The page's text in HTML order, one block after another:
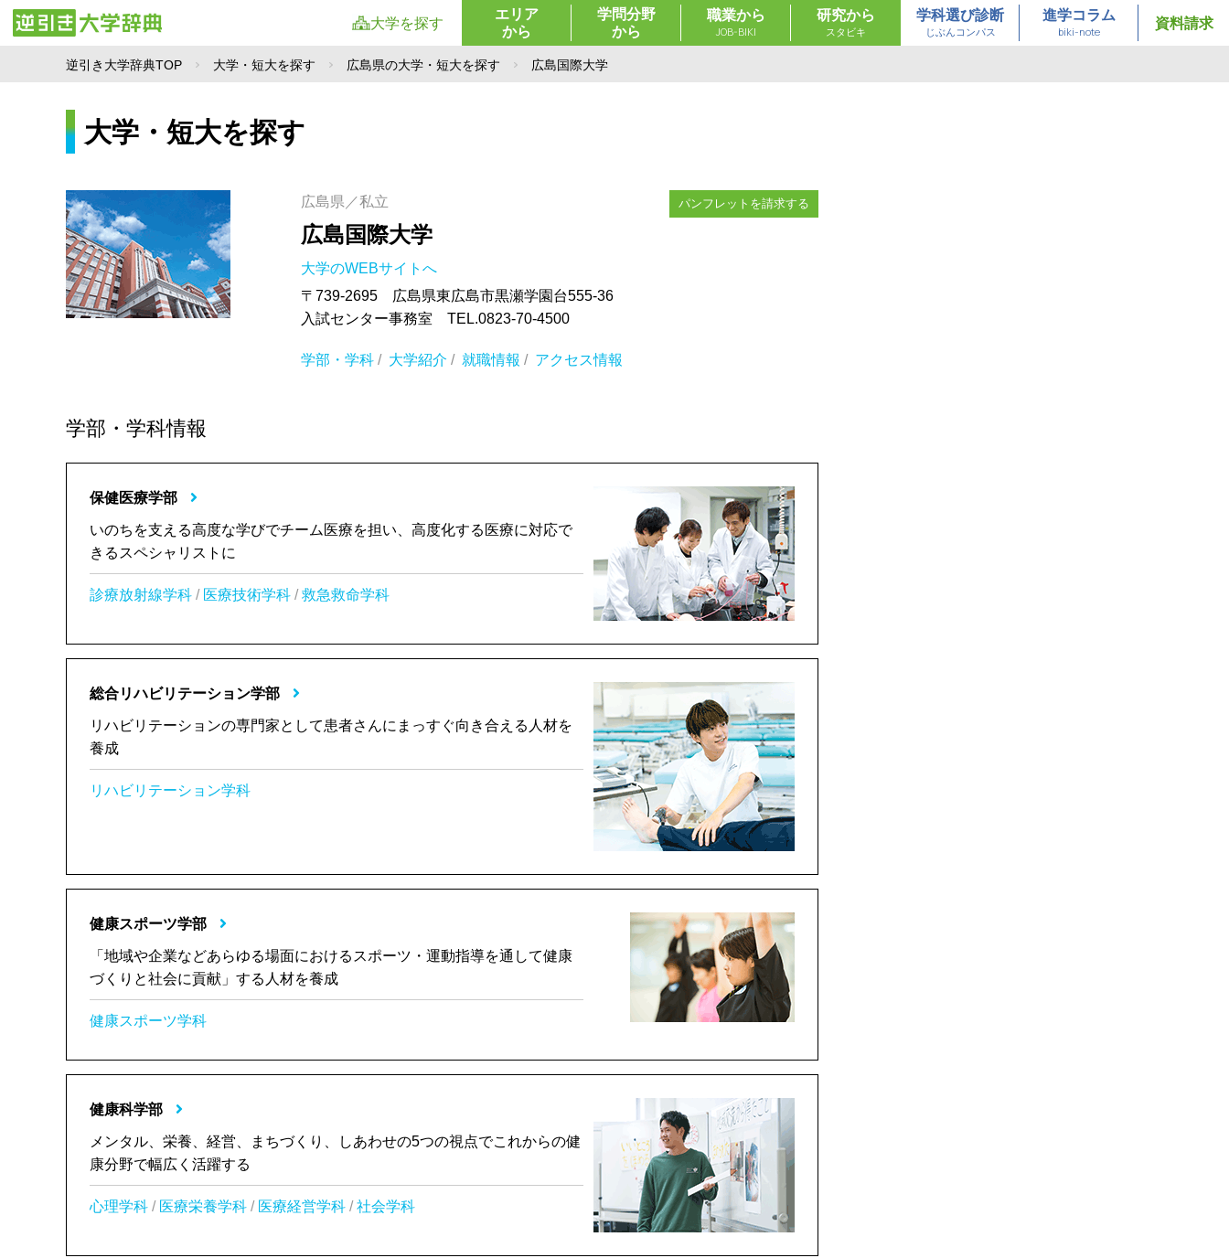
大学を探す
エリア
から
学問分野
から
職業から
JOB-BIKI
研究から
スタビキ
学科選び診断
じぶんコンパス
進学コラム
biki-note
資料請求
逆引き大学辞典TOP 大学・短大を探す 広島県の大学・短大を探す 広島国際大学
大学・短大を探す
広島県／私立
広島国際大学
大学のWEBサイトへ
〒739-2695 広島県東広島市黒瀬学園台555-36
入試センター事務室 TEL.0823-70-4500
パンフレットを請求する
学部・学科/ 大学紹介 / 就職情報 / アクセス情報
学部・学科情報
保健医療学部
いのちを支える高度な学びでチーム医療を担い、高度化する医療に対応で
きるスペシャリストに
診療放射線学科 / 医療技術学科 /救急救命学科
総合リハビリテーション学部
リハビリテーションの専門家として患者さんにまっすぐ向き合える人材を
養成
リハビリテーション学科
健康スポーツ学部
「地域や企業などあらゆる場面におけるスポーツ・運動指導を通して健康
づくりと社会に貢献」する人材を養成
健康スポーツ学科
健康科学部
メンタル、栄養、経営、まちづくり、しあわせの5つの視点でこれからの健
康分野で幅広く活躍する
心理学科 / 医療栄養学科 / 医療経営学科 /社会学科